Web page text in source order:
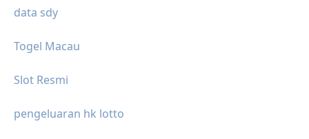
data sdy
Togel Macau
Slot Resmi
pengeluaran hk lotto